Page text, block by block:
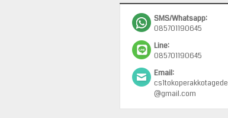
SMS/Whatsapp:
085701190645
Line:
085701190645
Email:
cs1tokoperakkotagede
@gmail.com